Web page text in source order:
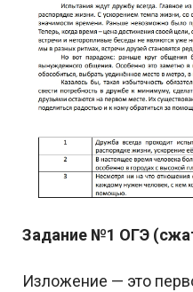
Задание №1 ОГЭ
Изложение — это